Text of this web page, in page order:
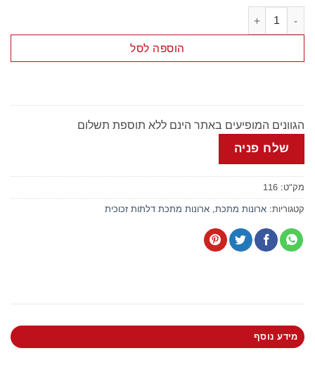
הוספה לסל
הגוונים המופיעים באתר הינם ללא תוספת תשלום
שלח פניה
מק"ט: 116
קטגוריות: ארונות מתכת, ארונות מתכת דלתות זכוכית
מידע נוסף